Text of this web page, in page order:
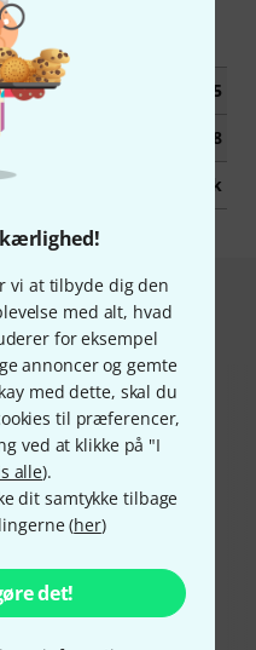
vi at tilbyde dig den
med alt, hvad
for eksempel
annoncer og gemte
med dette, skal du
til præferencer,
ved at klikke på "I
alle).
dit samtykke tilbage
(her)
det!
Januar 2025
610068
1 stk
dette produkt
14%
KØBT